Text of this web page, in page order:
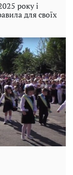
року і
для своїх